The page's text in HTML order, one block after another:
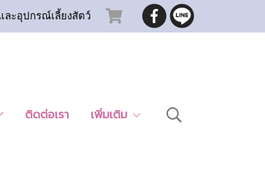
ะอุปกรณ์เลี้ยงสัตว์
ติดต่อเรา เพิ่มเติม